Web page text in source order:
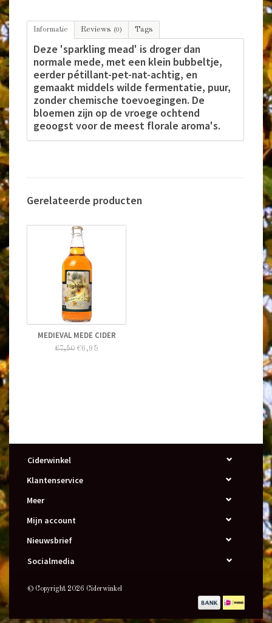
Informatie Reviews (0) Tags
Deze 'sparkling mead' is droger dan
normale mede, met een klein bubbeltje,
eerder pétillant-pet-nat-achtig, en
gemaakt middels wilde fermentatie, puur,
zonder chemische toevoegingen. De
bloemen zijn op de vroege ochtend
geoogst voor de meest florale aroma's.
Gerelateerde producten
MEDIEVAL MEDE CIDER
€7,50€6,95
Ciderwinkel
Klantenservice
Meer
Mijn account
Nieuwsbrief
Socialmedia
© Copyright 2026 Ciderwinkel